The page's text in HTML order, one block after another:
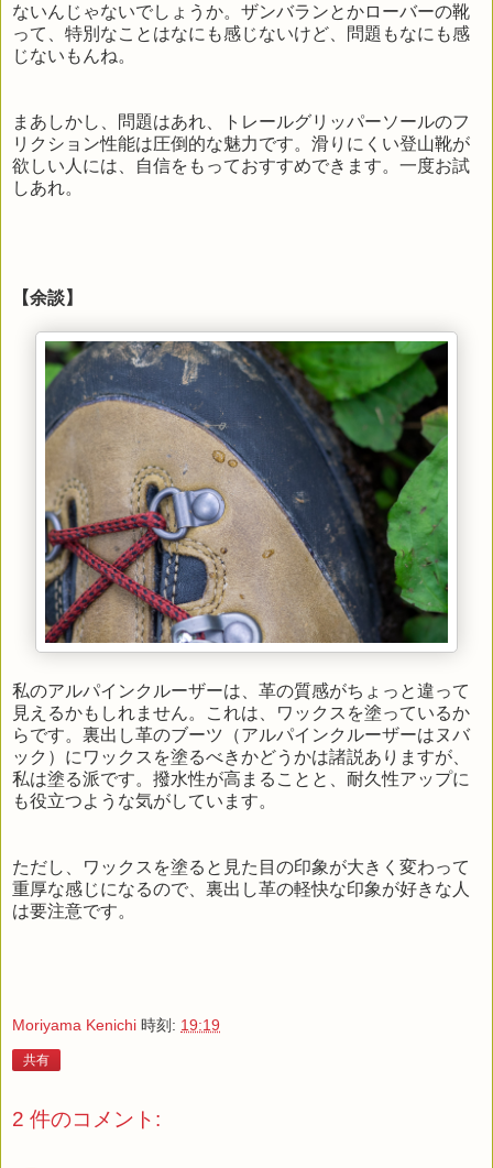
ないんじゃないでしょうか。ザンバランとかローバーの靴
って、特別なことはなにも感じないけど、問題もなにも感
じないもんね。
まあしかし、問題はあれ、トレールグリッパーソールのフ
リクション性能は圧倒的な魅力です。滑りにくい登山靴が
欲しい人には、自信をもっておすすめできます。一度お試
しあれ。
【余談】
私のアルパインクルーザーは、革の質感がちょっと違って
見えるかもしれません。これは、ワックスを塗っているか
らです。裏出し革のブーツ（アルパインクルーザーはヌバ
ック）にワックスを塗るべきかどうかは諸説ありますが、
私は塗る派です。撥水性が高まることと、耐久性アップに
も役立つような気がしています。
ただし、ワックスを塗ると見た目の印象が大きく変わって
重厚な感じになるので、裏出し革の軽快な印象が好きな人
は要注意です。
Moriyama Kenichi 時刻: 19:19
共有
2 件のコメント: